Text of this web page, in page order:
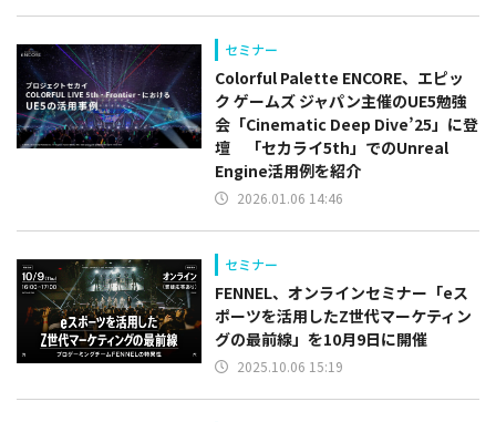
セミナー
Colorful Palette ENCORE、エピッ
ク ゲームズ ジャパン主催のUE5勉強
会「Cinematic Deep Dive’25」に登
壇 「セカライ5th」でのUnreal
Engine活用例を紹介
2026.01.06 14:46
セミナー
FENNEL、オンラインセミナー「eス
ポーツを活用したZ世代マーケティン
グの最前線」を10月9日に開催
2025.10.06 15:19